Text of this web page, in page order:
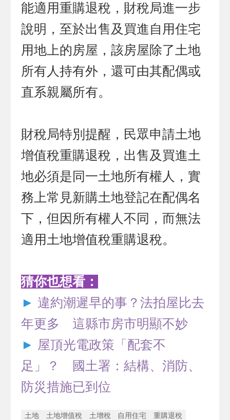
能適用重購退稅，財稅局進一步
說明，至於出售及買進自用住宅
用地上的房屋，該房屋除了土地
所有人持有外，還可由其配偶或
直系親屬所有。
財稅局特別提醒，民眾申請土地
增值稅重購退稅，出售及買進土
地必須是同一土地所有權人，實
務上常見新購土地登記在配偶名
下，但因所有權人不同，而無法
適用土地增值稅重購退稅。
猜你也想看：
► 違約潮遲早的事？法拍屋比去
年更多 這縣市房市明顯不妙
► 屋頂光電政策「配套不
足」？ 國土署：結構、消防、
防災措施已到位
土地 土地增值稅 土增稅 自用住宅 重購退稅